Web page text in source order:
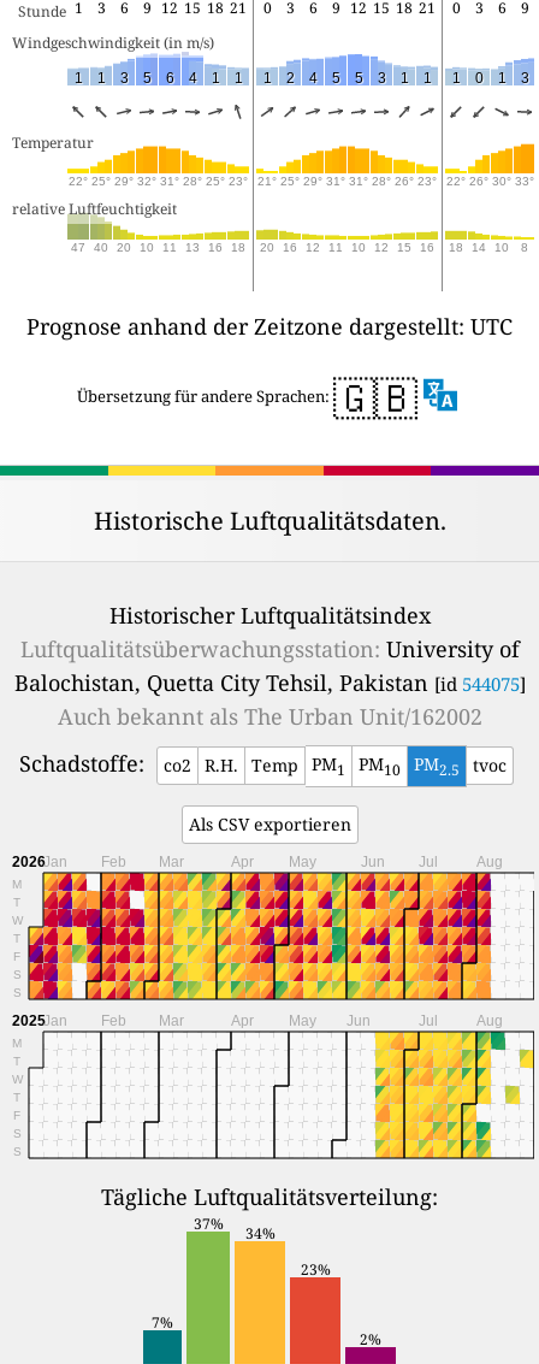
Stunde 1 3 6 9 12 15 18 21 0 3 6 9 12 15 18 21 0 3 6
9
Windgeschwindigkeit (in m/s)
1 1 3 5 6 4 1 1 1 2 4 5 5 3 1 1 1 0 1 3
Temperatur
22° 25° 29° 32° 31° 28° 25° 23° 21° 25° 29° 31° 31° 28° 26° 23° 22° 26° 30° 33°
relative Luftfeuchtigkeit
47 40 20 10 11 13 16 18 20 16 12 11 10 12 15 16 18 14 10 8
Prognose anhand der Zeitzone dargestellt: UTC
Übersetzung für andere Sprachen: 🇬🇧
Historische Luftqualitätsdaten.
Historischer Luftqualitätsindex
Luftqualitätsüberwachungsstation: University of
Balochistan, Quetta City Tehsil, Pakistan [id 544075]
Auch bekannt alsThe Urban Unit/162002
Schadstoffe:
co2 R.H. Temp PM1 PM10 PM2.5 tvoc
Als CSV exportieren
2026
M
T
W
T
F
S
S
Jan Feb Mar Apr May Jun Jul Aug
2025
M
T
W
T
F
S
S
Jan Feb Mar Apr May Jun Jul Aug
Tägliche Luftqualitätsverteilung:
7%
37%
34%
23%
2%